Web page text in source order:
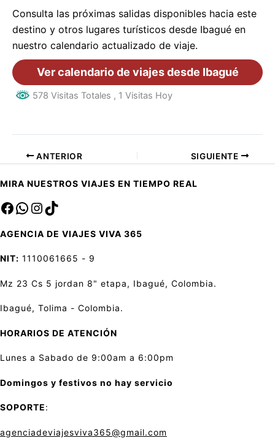
Consulta las próximas salidas disponibles hacia este
destino y otros lugares turísticos desde Ibagué en
nuestro calendario actualizado de viaje.
Ver calendario de viajes desde Ibagué
578 Visitas Totales , 1 Visitas Hoy
ANTERIOR SIGUIENTE
MIRA NUESTROS VIAJES EN TIEMPO REAL
Facebook
saInstagram
TikTok
AGENCIA DE VIAJES VIVA 365
NIT: 1110061665 - 9
Mz 23 Cs 5 jordan 8" etapa, Ibagué, Colombia.
Ibagué, Tolima - Colombia.
HORARIOS DE ATENCIÓN
Lunes a Sabado de 9:00am a 6:00pm
Domingos y festivos no hay servicio
SOPORTE:
agenciadeviajesviva365@gmail.com